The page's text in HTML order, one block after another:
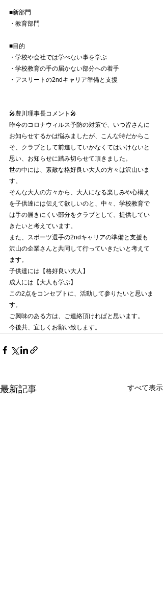
■新部門
・教育部門
■目的
・学校や会社では学べない事を学ぶ
・学校教育の手の届かない部分への着手
・アスリートの2ndキャリア準備と支援
🎤豊川理事長コメント🎤
昨今のコロナウィルス予防の対策で、いつ皆さんに
お知らせするかは悩みましたが、こんな時だからこ
そ、クラブとして前進していかなくてはいけないと
思い、お知らせに踏み切らせて頂きました。
世の中には、素敵な格好良い大人の方々は沢山いま
す。
そんな大人の方々から、大人になる楽しみや心構え
を子供達には伝えて欲しいのと、中々、学校教育で
は手の届きにくい部分をクラブとして、提供してい
きたいと考えています。
また、スポーツ選手の2ndキャリアの準備と支援も
沢山の企業さんと共同して行っていきたいと考えて
ます。
子供達には【格好良い大人】
成人には【大人も学ぶ】
この2点をコンセプトに、活動して参りたいと思いま
す。
ご興味のある方は、ご連絡頂ければと思います。
今後共、宜しくお願い致します。
最新記事 すべて表示